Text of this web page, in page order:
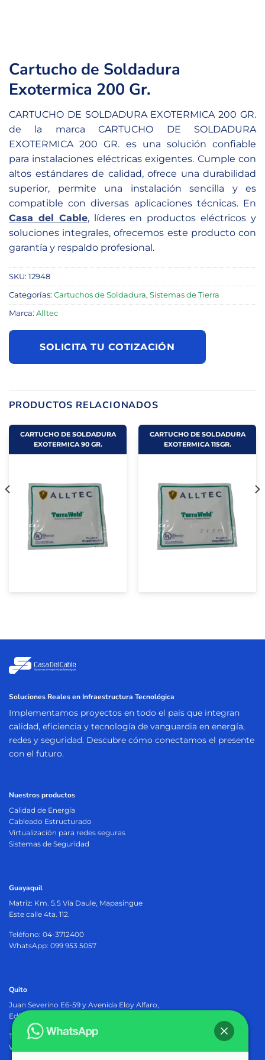
Cartucho de Soldadura
Exotermica 200 Gr.
CARTUCHO DE SOLDADURA EXOTERMICA 200 GR.
de la marca CARTUCHO DE SOLDADURA
EXOTERMICA 200 GR. es una solución confiable
para instalaciones eléctricas exigentes. Cumple con
altos estándares de calidad, ofrece una durabilidad
superior, permite una instalación sencilla y es
compatible con diversas aplicaciones técnicas. En
Casa del Cable, líderes en productos eléctricos y
soluciones integrales, ofrecemos este producto con
garantía y respaldo profesional.
SKU: 12948
Categorías: Cartuchos de Soldadura, Sistemas de Tierra
Marca: Alltec
SOLICITA TU COTIZACIÓN
PRODUCTOS RELACIONADOS
CARTUCHO DE SOLDADURA
EXOTERMICA 90 GR.
CARTUCHO DE SOLDADURA
EXOTERMICA 115GR.
Soluciones Reales en Infraestructura Tecnológica
Implementamos proyectos en todo el país que integran
calidad, eficiencia y tecnología de vanguardia en energía,
redes y seguridad. Descubre cómo conectamos el presente
con el futuro.
Nuestros productos
Calidad de Energía
Cableado Estructurado
Virtualización para redes seguras
Sistemas de Seguridad
Guayaquil
Matriz: Km. 5.5 Vía Daule, Mapasingue
Este calle 4ta. 112.
Teléfono: 04-3712400
WhatsApp: 099 953 5057
Quito
Juan Severino E6-59 y Avenida Eloy Alfaro,
Edificio Osiris Plaza, PB.
Teléfono: 02-2905402
WhatsApp: 099 953 5057